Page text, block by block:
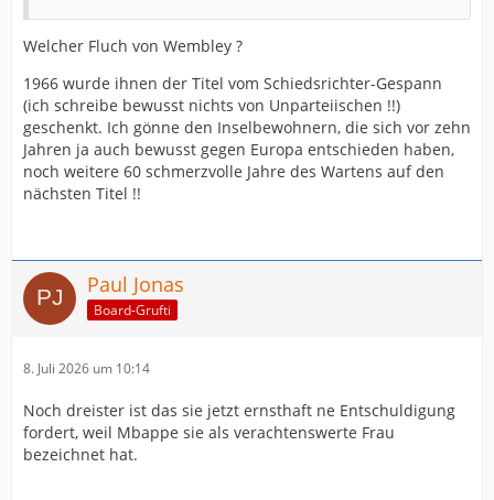
Welcher Fluch von Wembley ?
1966 wurde ihnen der Titel vom Schiedsrichter-Gespann
(ich schreibe bewusst nichts von Unparteiischen !!)
geschenkt. Ich gönne den Inselbewohnern, die sich vor zehn
Jahren ja auch bewusst gegen Europa entschieden haben,
noch weitere 60 schmerzvolle Jahre des Wartens auf den
nächsten Titel !!
Paul Jonas
Board-Grufti
8. Juli 2026 um 10:14
Noch dreister ist das sie jetzt ernsthaft ne Entschuldigung
fordert, weil Mbappe sie als verachtenswerte Frau
bezeichnet hat.